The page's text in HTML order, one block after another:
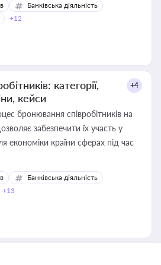
Банківська діяльність
+12
категорії,
кейси
+4
бронювання співробітників на
забезпечити їх участь у
економіки країни сферах під час
Банківська діяльність
+13